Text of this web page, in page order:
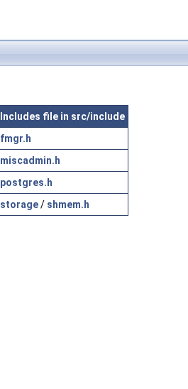
Includes file in src/include
fmgr.h
miscadmin.h
postgres.h
storage/ shmem.h